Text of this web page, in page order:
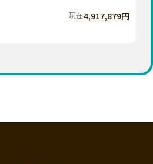
神奈川
石川
現在4,917,879円